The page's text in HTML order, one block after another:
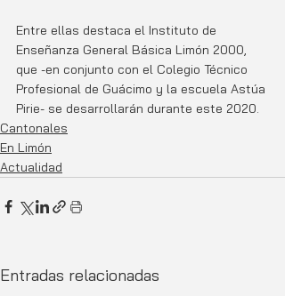
Entre ellas destaca el Instituto de
Enseñanza General Básica Limón 2000,
que -en conjunto con el Colegio Técnico
Profesional de Guácimo y la escuela Astúa
Pirie- se desarrollarán durante este 2020.
Cantonales
En Limón
Actualidad
Entradas relacionadas